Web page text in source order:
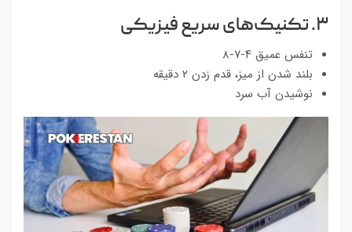
۳. تکنیک‌های سریع فیزیکی
تنفس عمیق ۴-۷-۸
بلند شدن از میز، قدم زدن ۲ دقیقه
نوشیدن آب سرد